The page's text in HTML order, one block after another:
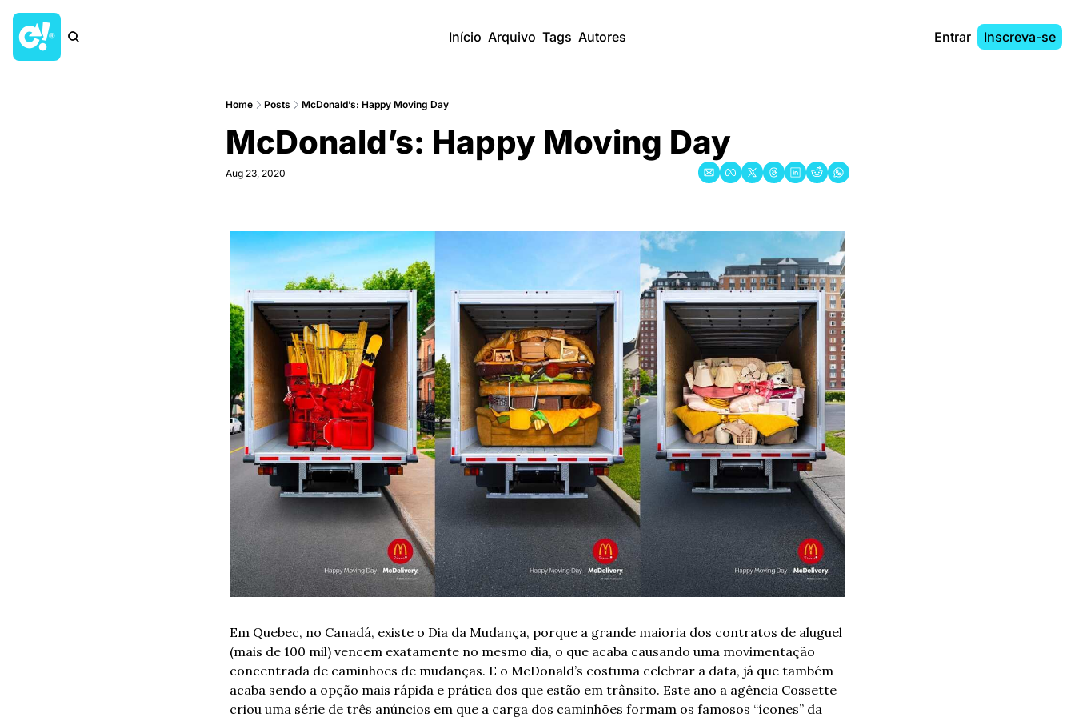
Início Arquivo Tags Autores Entrar Inscreva-se
Home Posts McDonald’s: Happy Moving Day
McDonald’s: Happy Moving Day
Aug 23, 2020
Em Quebec, no Canadá, existe o Dia da Mudança, porque a grande maioria dos contratos de aluguel
(mais de 100 mil) vencem exatamente no mesmo dia, o que acaba causando uma movimentação
concentrada de caminhões de mudanças. E o McDonald’s costuma celebrar a data, já que também
acaba sendo a opção mais rápida e prática dos que estão em trânsito. Este ano a agência Cossette
criou uma série de três anúncios em que a carga dos caminhões formam os famosos “ícones” da